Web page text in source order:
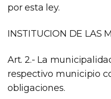
por esta ley.
INSTITUCION DE LAS
Art. 2.- La
respectivo municipio
obligaciones.